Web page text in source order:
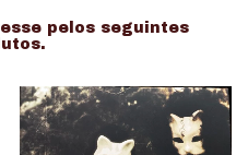
pelos seguintes